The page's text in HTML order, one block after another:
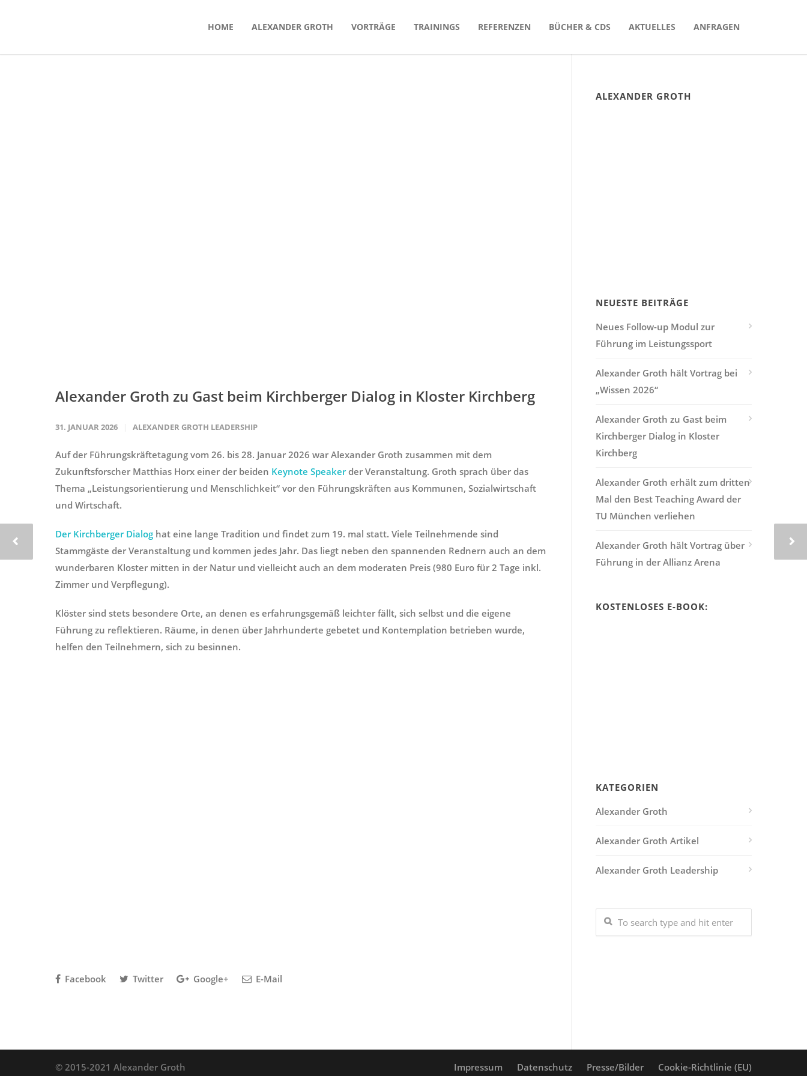
HOME ALEXANDER GROTH VORTRÄGE TRAININGS REFERENZEN BÜCHER & CDS AKTUELLES ANFRAGEN
Alexander Groth zu Gast beim Kirchberger Dialog in Kloster Kirchberg
31. JANUAR 2026 ALEXANDER GROTH LEADERSHIP
Auf der Führungskräftetagung vom 26. bis 28. Januar 2026 war Alexander Groth zusammen mit dem
Zukunftsforscher Matthias Horx einer der beiden Keynote Speakerder Veranstaltung. Groth sprach über das
Thema „Leistungsorientierung und Menschlichkeit“ vor den Führungskräften aus Kommunen, Sozialwirtschaft
und Wirtschaft.
Der Kirchberger Dialog hat eine lange Tradition und findet zum 19. mal statt. Viele Teilnehmende sind
Stammgäste der Veranstaltung und kommen jedes Jahr. Das liegt neben den spannenden Rednern auch an dem
wunderbaren Kloster mitten in der Natur und vielleicht auch an dem moderaten Preis (980 Euro für 2 Tage inkl.
Zimmer und Verpflegung).
Klöster sind stets besondere Orte, an denen es erfahrungsgemäß leichter fällt, sich selbst und die eigene
Führung zu reflektieren. Räume, in denen über Jahrhunderte gebetet und Kontemplation betrieben wurde,
helfen den Teilnehmern, sich zu besinnen.
Facebook Twitter Google+ E-Mail
ALEXANDER GROTH
NEUESTE BEITRÄGE
Neues Follow-up Modul zur
Führung im Leistungssport
Alexander Groth hält Vortrag bei
„Wissen 2026“
Alexander Groth zu Gast beim
Kirchberger Dialog in Kloster
Kirchberg
Alexander Groth erhält zum dritten
Mal den Best Teaching Award der
TU München verliehen
Alexander Groth hält Vortrag über
Führung in der Allianz Arena
KOSTENLOSES E-BOOK:
KATEGORIEN
Alexander Groth
Alexander Groth Artikel
Alexander Groth Leadership
© 2015-2021 Alexander Groth Impressum Datenschutz Presse/Bilder Cookie-Richtlinie (EU)